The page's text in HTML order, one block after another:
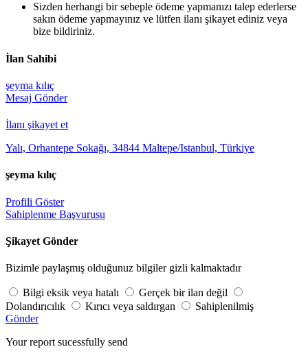
Sizden herhangi bir sebeple ödeme yapmanızı talep ederlerse
sakın ödeme yapmayınız ve lütfen ilanı şikayet ediniz veya
bize bildiriniz.
İlan Sahibi
şeyma kılıç
Mesaj Gönder
İlanı şikayet et
Yalı, Orhantepe Sokağı, 34844 Maltepe/Istanbul, Türkiye
şeyma kılıç
Profili Göster
Sahiplenme Başvurusu
Şikayet Gönder
Bizimle paylaşmış olduğunuz bilgiler gizli kalmaktadır
Bilgi eksik veya hatalı
Gerçek bir ilan değil
Dolandırıcılık
Kırıcı veya saldırgan
Sahiplenilmiş
Gönder
Your report sucessfully send